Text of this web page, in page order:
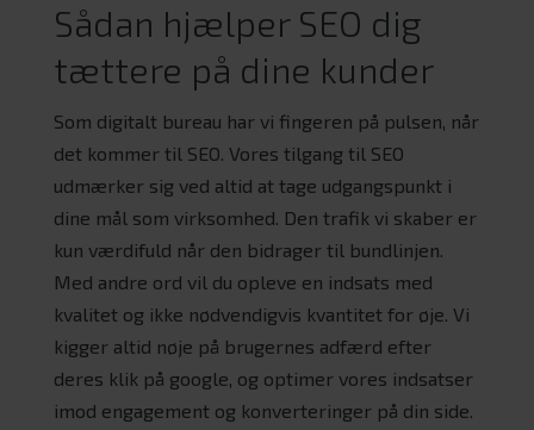
Sådan hjælper SEO dig
tættere på dine kunder
Som digitalt bureau har vi fingeren på pulsen, når
det kommer til SEO. Vores tilgang til SEO
udmærker sig ved altid at tage udgangspunkt i
dine mål som virksomhed. Den trafik vi skaber er
kun værdifuld når den bidrager til bundlinjen.
Med andre ord vil du opleve en indsats med
kvalitet og ikke nødvendigvis kvantitet for øje. Vi
kigger altid nøje på brugernes adfærd efter
deres klik på google, og optimer vores indsatser
imod engagement og konverteringer på din side.